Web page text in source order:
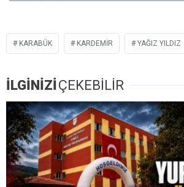
KARABÜK KARDEMİR YAĞIZ YILDIZ
İLGİNİZİ ÇEKEBİLİR